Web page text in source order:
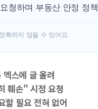
청하며 부동산 안정 정
확하지 않을 수 있어요.
스에 글 올려
훼손" 시정 요청
할 필요 전혀 없어